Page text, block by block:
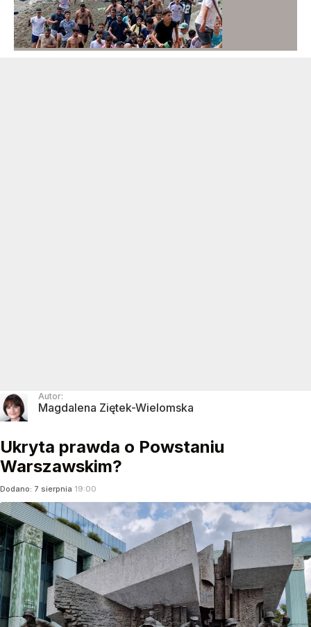
Autor:
Magdalena Ziętek-Wielomska
Ukryta prawda o Powstaniu
Warszawskim?
Dodano: 7 sierpnia 19:00